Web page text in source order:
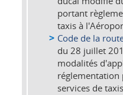
portant
taxis à
Code de la
du 28 juillet
modalités
réglementation
services de taxis